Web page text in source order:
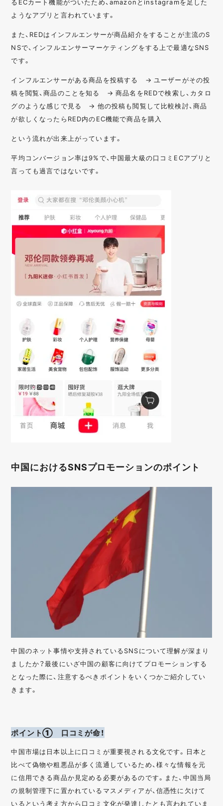
ようなアプリと言われています。
また、REDはインフルエンサーが商品紹介をすることが主流のS
NSで、インフルエンサーマーケティングをする上で最適なSNS
です。
インフルエンサーがある商品を投稿する → ユーザーがその投
稿を閲覧、商品のことを知る → 商品名をREDで検索し、カタロ
グのような感じで見る → 他の投稿も閲覧して比較検討、商品
が欲しくなったらRED内のEC機能で商品を購入
という流れが出来上がっています。
平均コンバージョン率は9%で、中国最大級の口コミECアプリと
言っても過言ではないです。
中国におけるSNSプロモーションのポイント
中国のネット事情や支持されているSNSについて理解が深まり
ましたか？最後にいざ中国の顧客に向けてプロモーションする
となった際に、注意するべきポイントをいくつかご紹介してい
きます。
ポイント① 口コミが命！
中国市場は日本以上に口コミが重要視される文化です。日本と
比べて偽物や粗悪品が多く流通しているため、様々な情報を元
に信用できる商品か見定める必要があるのです。また、中国当局
の規制管理下に置かれているマスメディアが、信憑性に欠けて
いるという考え方から口コミ文化が発達したとも言われていま